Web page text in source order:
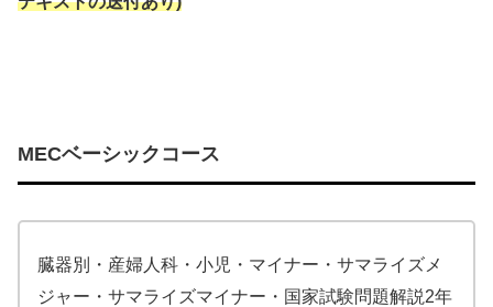
MECベーシックコース
臓器別・産婦人科・小児・マイナー・サマライズメ
ジャー・サマライズマイナー・国家試験問題解説2年